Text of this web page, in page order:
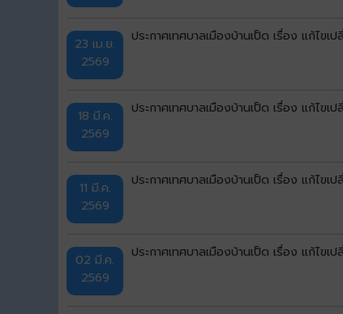
23 เม.ย.
2569
ประกาศเทศบาลเมืองบ้านเป็ด เรื่อง แก้ไ
18 มี.ค.
2569
ประกาศเทศบาลเมืองบ้านเป็ด เรื่อง แก้ไ
11 มี.ค.
2569
ประกาศเทศบาลเมืองบ้านเป็ด เรื่อง แก้ไ
02 มี.ค.
2569
ประกาศเทศบาลเมืองบ้านเป็ด เรื่อง แก้ไ